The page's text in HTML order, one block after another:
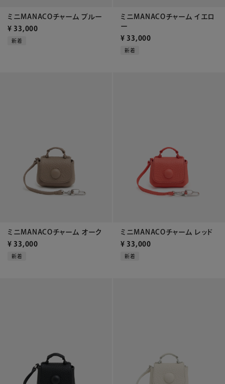
ミニMANACOチャーム ブルー
¥ 33,000
新着
ミニMANACOチャーム イエロ
ー
¥ 33,000
新着
ミニMANACOチャーム オーク
¥ 33,000
新着
ミニMANACOチャーム レッド
¥ 33,000
新着